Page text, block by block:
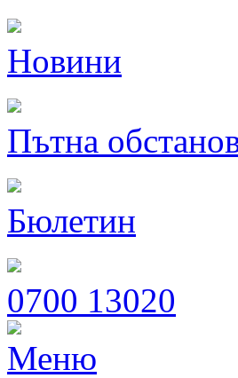
Новини
Пътна
Бюлетин
0700 13020
Меню